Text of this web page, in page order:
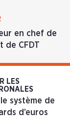
en chef de
de CFDT
LES
système de
d’euros